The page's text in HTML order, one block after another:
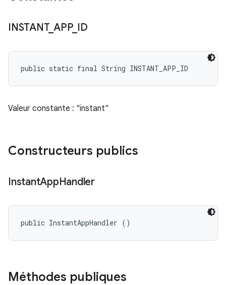
INSTANT_ APP_ ID
public static final String INSTANT_APP_ID
Valeur constante : "instant"
Constructeurs publics
InstantAppHandler
public InstantAppHandler ()
Méthodes publiques